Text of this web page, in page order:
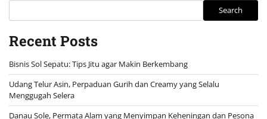
Search
Recent Posts
Bisnis Sol Sepatu: Tips Jitu agar Makin Berkembang
Udang Telur Asin, Perpaduan Gurih dan Creamy yang Selalu
Menggugah Selera
Danau Sole, Permata Alam yang Menyimpan Keheningan dan Pesona